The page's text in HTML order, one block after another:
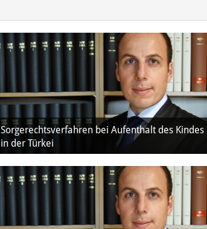
Sorgerechtsverfahren bei Aufenthalt des Kindes
in der Türkei